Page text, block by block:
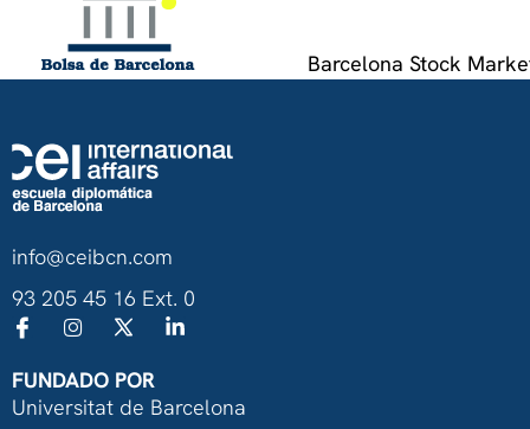
Barcelona Stock
info@ceibcn.com
93 205 45 16 Ext. 0
FUNDADO POR
Universitat de Barcelona